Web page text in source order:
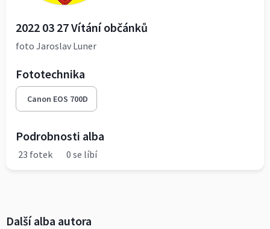
2022 03 27 Vítání občánků
foto Jaroslav Luner
Fototechnika
Canon EOS 700D
Podrobnosti alba
23 fotek 0 se líbí
Další alba autora